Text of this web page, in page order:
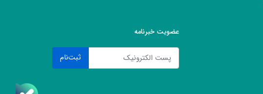
عضویت خبرنامه
ثبت‌نام